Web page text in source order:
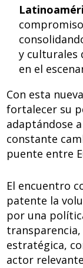
y culturales
en el
Con esta
fortalecer su
adaptándose
constante
puente entre
El encuentro
patente la
por una
estratégica,
actor